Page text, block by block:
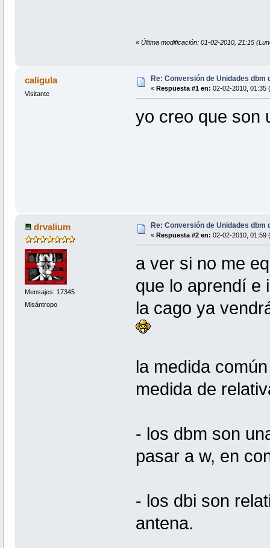
« Última modificación: 01-02-2010, 21:15
caligula
Visitante
Re: Conversión de Unidades dbm
« Respuesta #1 en: 02-02-2010, 01:35
yo creo que son
drvalium
Mensajes: 17345
Misántropo
Re: Conversión de Unidades dbm
« Respuesta #2 en: 02-02-2010, 01:59
a ver si no me
que lo aprendí e
la cago ya
la medida
medida de
- los dbm son
pasar a w, en
- los dbi son
antena.